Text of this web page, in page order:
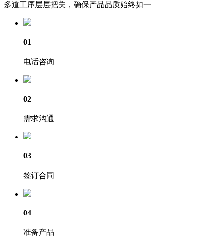
多道工序层层把关，确保产品品质始终如一
01
电话咨询
02
需求沟通
03
签订合同
04
准备产品